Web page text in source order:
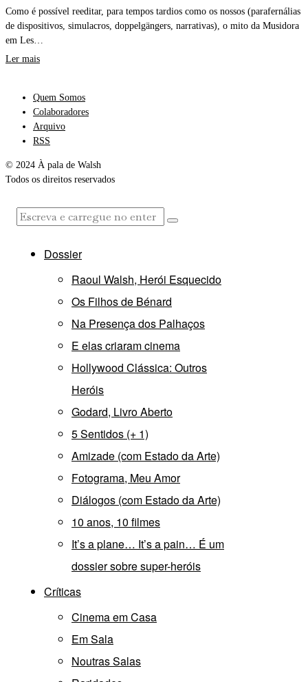
Como é possível reeditar, para tempos tardios como os nossos (parafernálias
de dispositivos, simulacros, doppelgängers, narrativas), o mito da Musidora
em Les…
Ler mais
Quem Somos
Colaboradores
Arquivo
RSS
© 2024 À pala de Walsh
Todos os direitos reservados
Dossier
Raoul Walsh, Herói Esquecido
Os Filhos de Bénard
Na Presença dos Palhaços
E elas criaram cinema
Hollywood Clássica: Outros
Heróis
Godard, Livro Aberto
5 Sentidos (+ 1)
Amizade (com Estado da Arte)
Fotograma, Meu Amor
Diálogos (com Estado da Arte)
10 anos, 10 filmes
It’s a plane… It’s a pain… É um
dossier sobre super-heróis
Críticas
Cinema em Casa
Em Sala
Noutras Salas